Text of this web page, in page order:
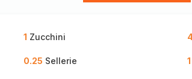
1 Zucchini
0.25 Sellerie 1